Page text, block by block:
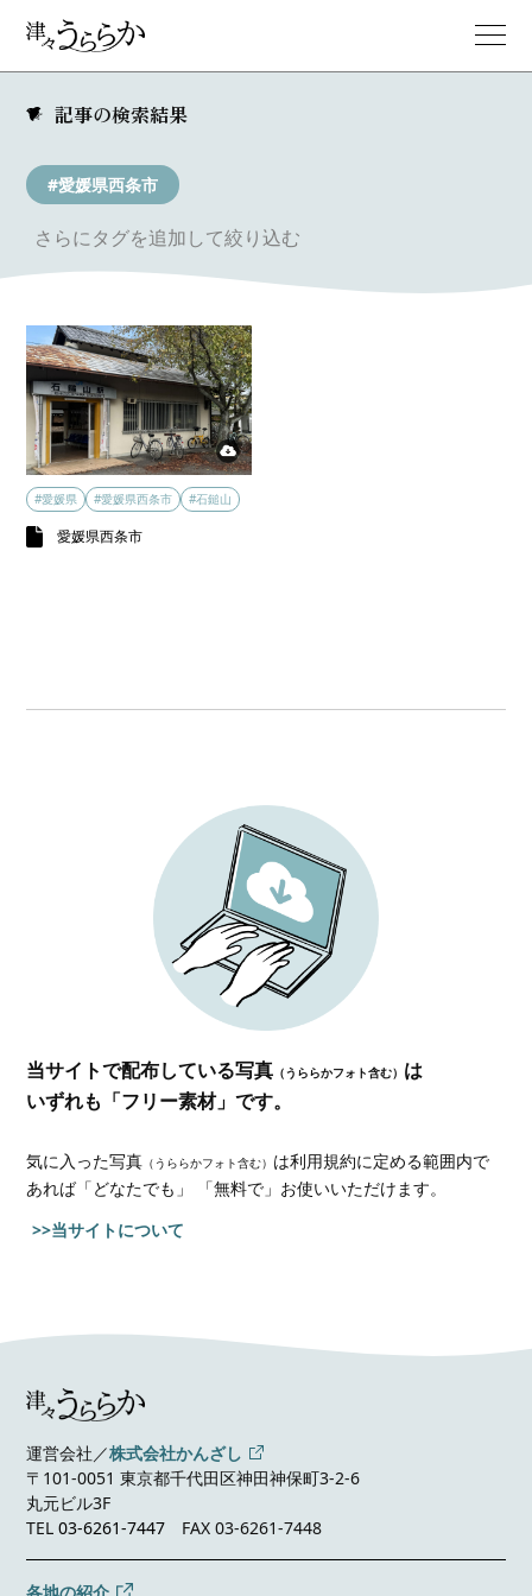
記事の検索結果
#愛媛県西条市
さらにタグを追加して絞り込む
#愛媛県 #愛媛県西条市 #石鎚山
愛媛県西条市
当サイトで配布している写真 （うららかフォト含む） は
いずれも「フリー素材」です。
気に入った写真 （うららかフォト含む） は利用規約に定める範囲内で
あれば「どなたでも」 「無料で」お使いいただけます。
>>当サイトについて
運営会社／株式会社かんざし
〒101-0051 東京都千代田区神田神保町3-2-6
丸元ビル3F
TEL03-6261-7447 FAX 03-6261-7448